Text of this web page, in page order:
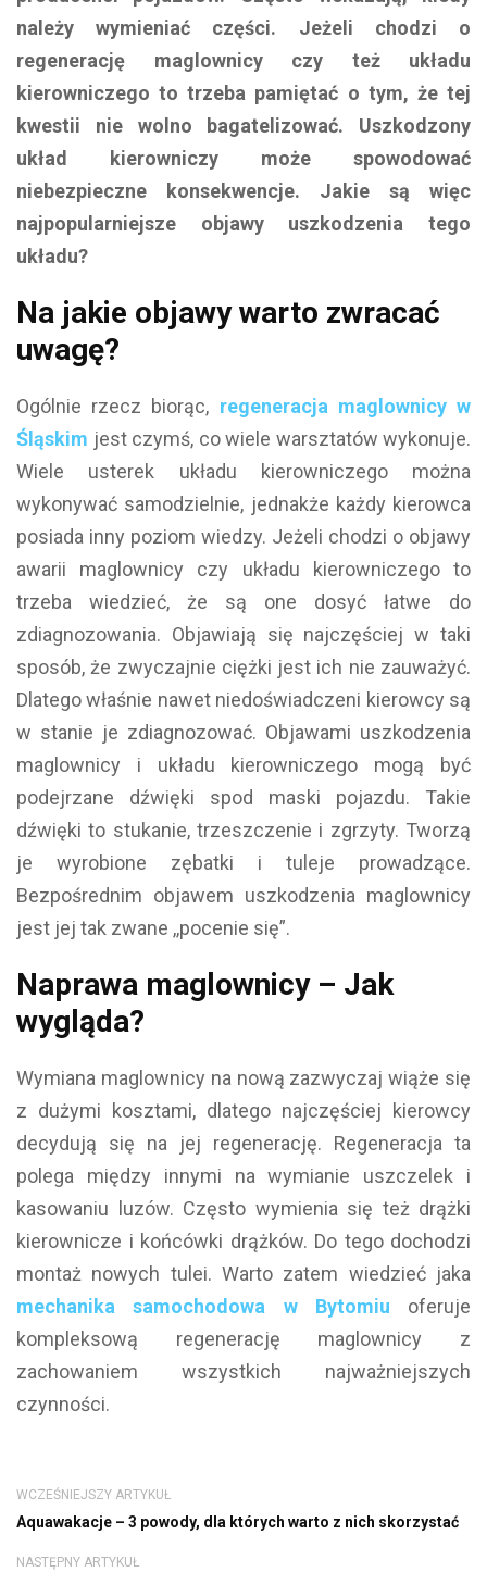
należy wymieniać części. Jeżeli chodzi o
regenerację maglownicy czy też układu
kierowniczego to trzeba pamiętać o tym, że tej
kwestii nie wolno bagatelizować. Uszkodzony
układ kierowniczy może spowodować
niebezpieczne konsekwencje. Jakie są więc
najpopularniejsze objawy uszkodzenia tego
układu?
Na jakie objawy warto zwracać
uwagę?
Ogólnie rzecz biorąc, regeneracja maglownicy w
Śląskim jest czymś, co wiele warsztatów wykonuje.
Wiele usterek układu kierowniczego można
wykonywać samodzielnie, jednakże każdy kierowca
posiada inny poziom wiedzy. Jeżeli chodzi o objawy
awarii maglownicy czy układu kierowniczego to
trzeba wiedzieć, że są one dosyć łatwe do
zdiagnozowania. Objawiają się najczęściej w taki
sposób, że zwyczajnie ciężki jest ich nie zauważyć.
Dlatego właśnie nawet niedoświadczeni kierowcy są
w stanie je zdiagnozować. Objawami uszkodzenia
maglownicy i układu kierowniczego mogą być
podejrzane dźwięki spod maski pojazdu. Takie
dźwięki to stukanie, trzeszczenie i zgrzyty. Tworzą
je wyrobione zębatki i tuleje prowadzące.
Bezpośrednim objawem uszkodzenia maglownicy
jest jej tak zwane ,,pocenie się”.
Naprawa maglownicy – Jak
wygląda?
Wymiana maglownicy na nową zazwyczaj wiąże się
z dużymi kosztami, dlatego najczęściej kierowcy
decydują się na jej regenerację. Regeneracja ta
polega między innymi na wymianie uszczelek i
kasowaniu luzów. Często wymienia się też drążki
kierownicze i końcówki drążków. Do tego dochodzi
montaż nowych tulei. Warto zatem wiedzieć jaka
mechanika samochodowa w Bytomiu oferuje
kompleksową regenerację maglownicy z
zachowaniem wszystkich najważniejszych
czynności.
WCZEŚNIEJSZY ARTYKUŁ
Aquawakacje – 3 powody, dla których warto z nich skorzystać
NASTĘPNY ARTYKUŁ